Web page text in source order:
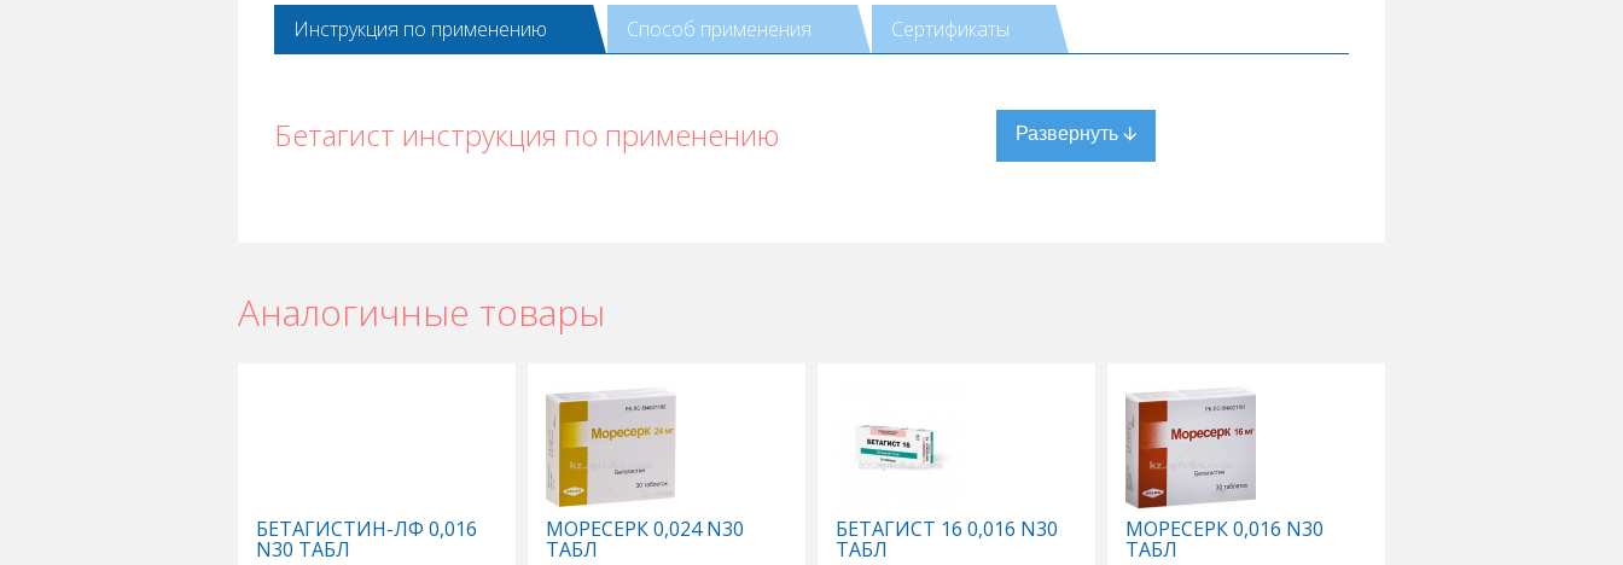
Инструкция по применению Способ применения Сертификаты
Бетагист инструкция по применению
Аналогичные товары
БЕТАГИСТИН-ЛФ 0,016
N30 ТАБЛ
МОРЕСЕРК 0,024 N30
ТАБЛ
БЕТАГИСТ 16 0,016 N30
ТАБЛ
МОРЕСЕРК 0,016 N30
ТАБЛ